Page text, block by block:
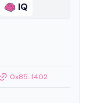
IQ
0x85...f402